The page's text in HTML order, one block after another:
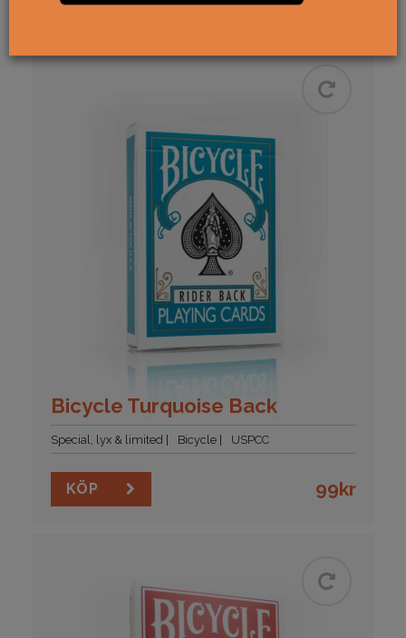
Bicycle Turquoise Back
Special, lyx & limited Bicycle USPCC
KÖP 99kr